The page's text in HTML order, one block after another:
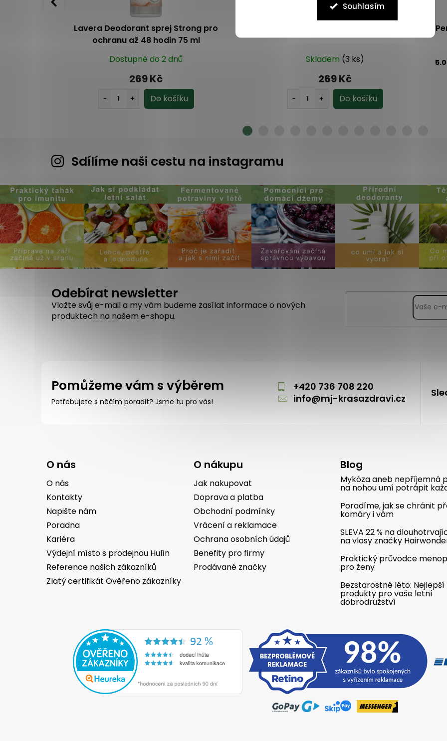
Souhlasím
Lavera Deodorant sprej Strong pro
ochranu až 48 hodin 75 ml
Dostupné do 2 dnů
269 Kč
Skladem (3 ks)
269 Kč
5.0
Sdílíme naši cestu na instagramu
Odebírat newsletter
Vložte svůj e-mail a my vám budeme zasílat informace o nových
produktech na našem e-shopu.
Pomůžeme vám s výběrem
Potřebujete s něčím poradit? Jsme tu pro vás!
+420 736 708 220
info@mj-krasazdravi.cz
O nás
O nás
Kontakty
Napište nám
Poradna
Kariéra
Výdejní místo s prodejnou Hulín
Reference našich zákazníků
Zlatý certifikát Ověřeno zákazníky
O nákupu
Jak nakupovat
Doprava a platba
Obchodní podmínky
Vrácení a reklamace
Ochrana osobních údajů
Benefity pro firmy
Prodávané značky
Blog
Mykóza aneb nepříjemná
na nohou umí potrápit
Poradíme, jak se chránit
komáry i vám
SLEVA 22 % na
na vlasy značky
Praktický průvodce
pro ženy
Bezstarostné léto: Nejlepší
produkty pro vaše letní
dobrodružství